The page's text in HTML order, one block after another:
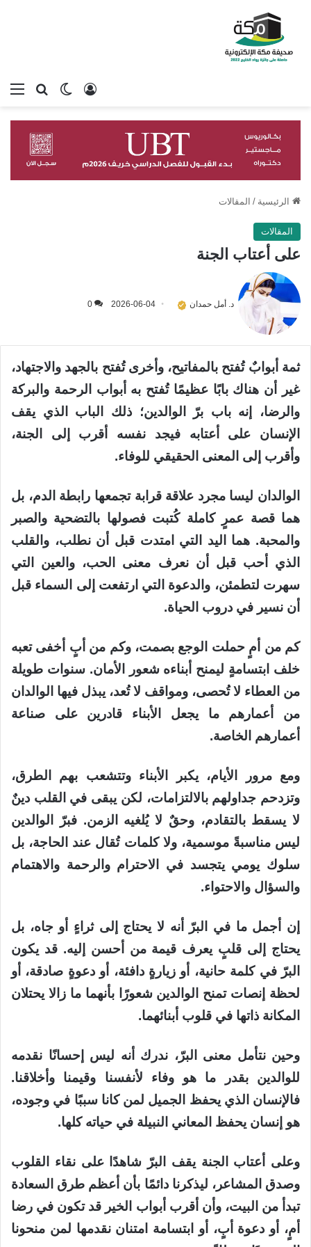
بحثالوضع
تسجيل الدخول
الرئيسية / المقالات
المقالات
على أعتاب الجنة
د. أمل حمدان 2026-06-04
0
ثمة أبوابٌ تُفتح بالمفاتيح، وأخرى تُفتح بالجهد والاجتهاد،
غير أن هناك بابًا عظيمًا تُفتح به أبواب الرحمة والبركة
والرضا، إنه باب برّ الوالدين؛ ذلك الباب الذي يقف
الإنسان على أعتابه فيجد نفسه أقرب إلى الجنة،
وأقرب إلى المعنى الحقيقي للوفاء.
الوالدان ليسا مجرد علاقة قرابة تجمعها رابطة الدم، بل
هما قصة عمرٍ كاملة كُتبت فصولها بالتضحية والصبر
والمحبة. هما اليد التي امتدت قبل أن نطلب، والقلب
الذي أحب قبل أن نعرف معنى الحب، والعين التي
سهرت لتطمئن، والدعوة التي ارتفعت إلى السماء قبل
أن نسير في دروب الحياة.
كم من أمٍ حملت الوجع بصمت، وكم من أبٍ أخفى تعبه
خلف ابتسامةٍ ليمنح أبناءه شعور الأمان. سنوات طويلة
من العطاء لا تُحصى، ومواقف لا تُعد، يبذل فيها الوالدان
من أعمارهم ما يجعل الأبناء قادرين على صناعة
أعمارهم الخاصة.
ومع مرور الأيام، يكبر الأبناء وتتشعب بهم الطرق،
وتزدحم جداولهم بالالتزامات، لكن يبقى في القلب دينٌ
لا يسقط بالتقادم، وحقٌ لا يُلغيه الزمن. فبرّ الوالدين
ليس مناسبةً موسمية، ولا كلمات تُقال عند الحاجة، بل
سلوك يومي يتجسد في الاحترام والرحمة والاهتمام
والسؤال والاحتواء.
إن أجمل ما في البرّ أنه لا يحتاج إلى ثراءٍ أو جاه، بل
يحتاج إلى قلبٍ يعرف قيمة من أحسن إليه. قد يكون
البرّ في كلمة حانية، أو زيارةٍ دافئة، أو دعوةٍ صادقة، أو
لحظة إنصات تمنح الوالدين شعورًا بأنهما ما زالا يحتلان
المكانة ذاتها في قلوب أبنائهما.
وحين نتأمل معنى البرّ، ندرك أنه ليس إحسانًا نقدمه
للوالدين بقدر ما هو وفاء لأنفسنا وقيمنا وأخلاقنا.
فالإنسان الذي يحفظ الجميل لمن كانا سببًا في وجوده،
هو إنسان يحفظ المعاني النبيلة في حياته كلها.
وعلى أعتاب الجنة يقف البرّ شاهدًا على نقاء القلوب
وصدق المشاعر، ليذكرنا دائمًا بأن أعظم طرق السعادة
تبدأ من البيت، وأن أقرب أبواب الخير قد تكون في رضا
أمٍ، أو دعوة أبٍ، أو ابتسامة امتنان نقدمها لمن منحونا